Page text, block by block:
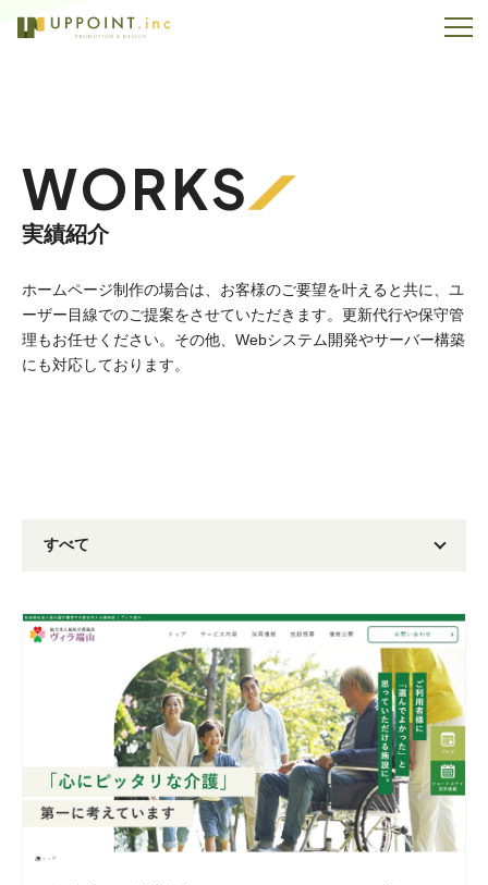
WORKS
実績紹介
ホームページ制作の場合は、お客様のご要望を叶えると共に、ユ
ーザー目線でのご提案をさせていただきます。 更新代行や保守管
理もお任せください。その他、Webシステム開発やサーバー構築
にも対応しております。